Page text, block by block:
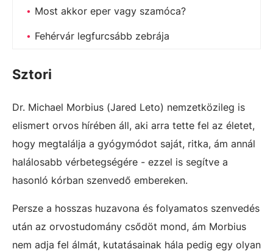
Most akkor eper vagy szamóca?
Fehérvár legfurcsább zebrája
Sztori
Dr. Michael Morbius (Jared Leto) nemzetközileg is
elismert orvos hírében áll, aki arra tette fel az életet,
hogy megtalálja a gyógymódot saját, ritka, ám annál
halálosabb vérbetegségére - ezzel is segítve a
hasonló kórban szenvedő embereken.
Persze a hosszas huzavona és folyamatos szenvedés
után az orvostudomány csődöt mond, ám Morbius
nem adja fel álmát, kutatásainak hála pedig egy olyan